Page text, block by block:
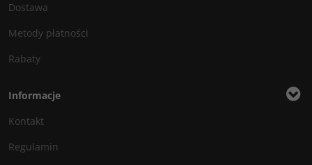
Dostawa
Metody płatności
Rabaty
Informacje
Kontakt
Regulamin